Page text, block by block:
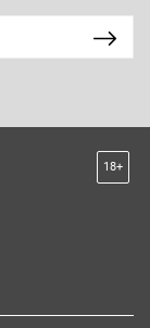
18+